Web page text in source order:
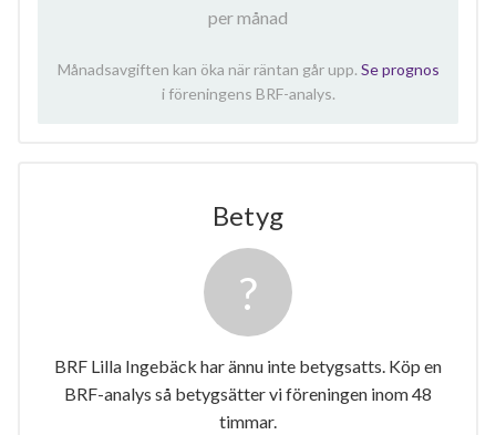
per månad
Månadsavgiften kan öka när räntan går upp. Se prognos
i föreningens BRF-analys.
Betyg
BRF Lilla Ingebäck har ännu inte betygsatts. Köp en
BRF-analys så betygsätter vi föreningen inom 48
timmar.